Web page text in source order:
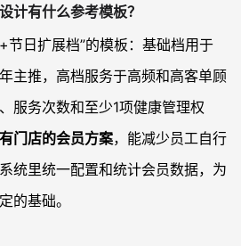
计有什么参考模板？
节日扩展档”的模板：基础档用于
主推，高档服务于高频和高客单顾
服务次数和至少1项健康管理权
门店的会员方案，能减少员工自行
统里统一配置和统计会员数据，为
的基础。